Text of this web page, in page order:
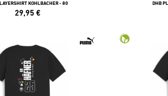
KOHLBACHER - 80
29,95 €
DHB